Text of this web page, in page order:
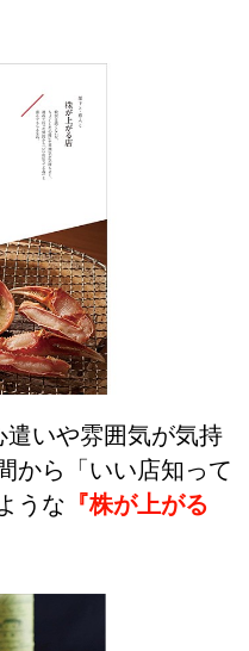
いや雰囲気が気持
から「いい店知って
うな 『株が上がる